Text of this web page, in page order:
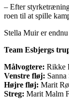
– Efter
roen til at spille
Stella Muir er
Team Esbjergs
Målvogtere: Rikke
Venstre fløj:
Højre fløj: Marit
Streg: Marit Malm